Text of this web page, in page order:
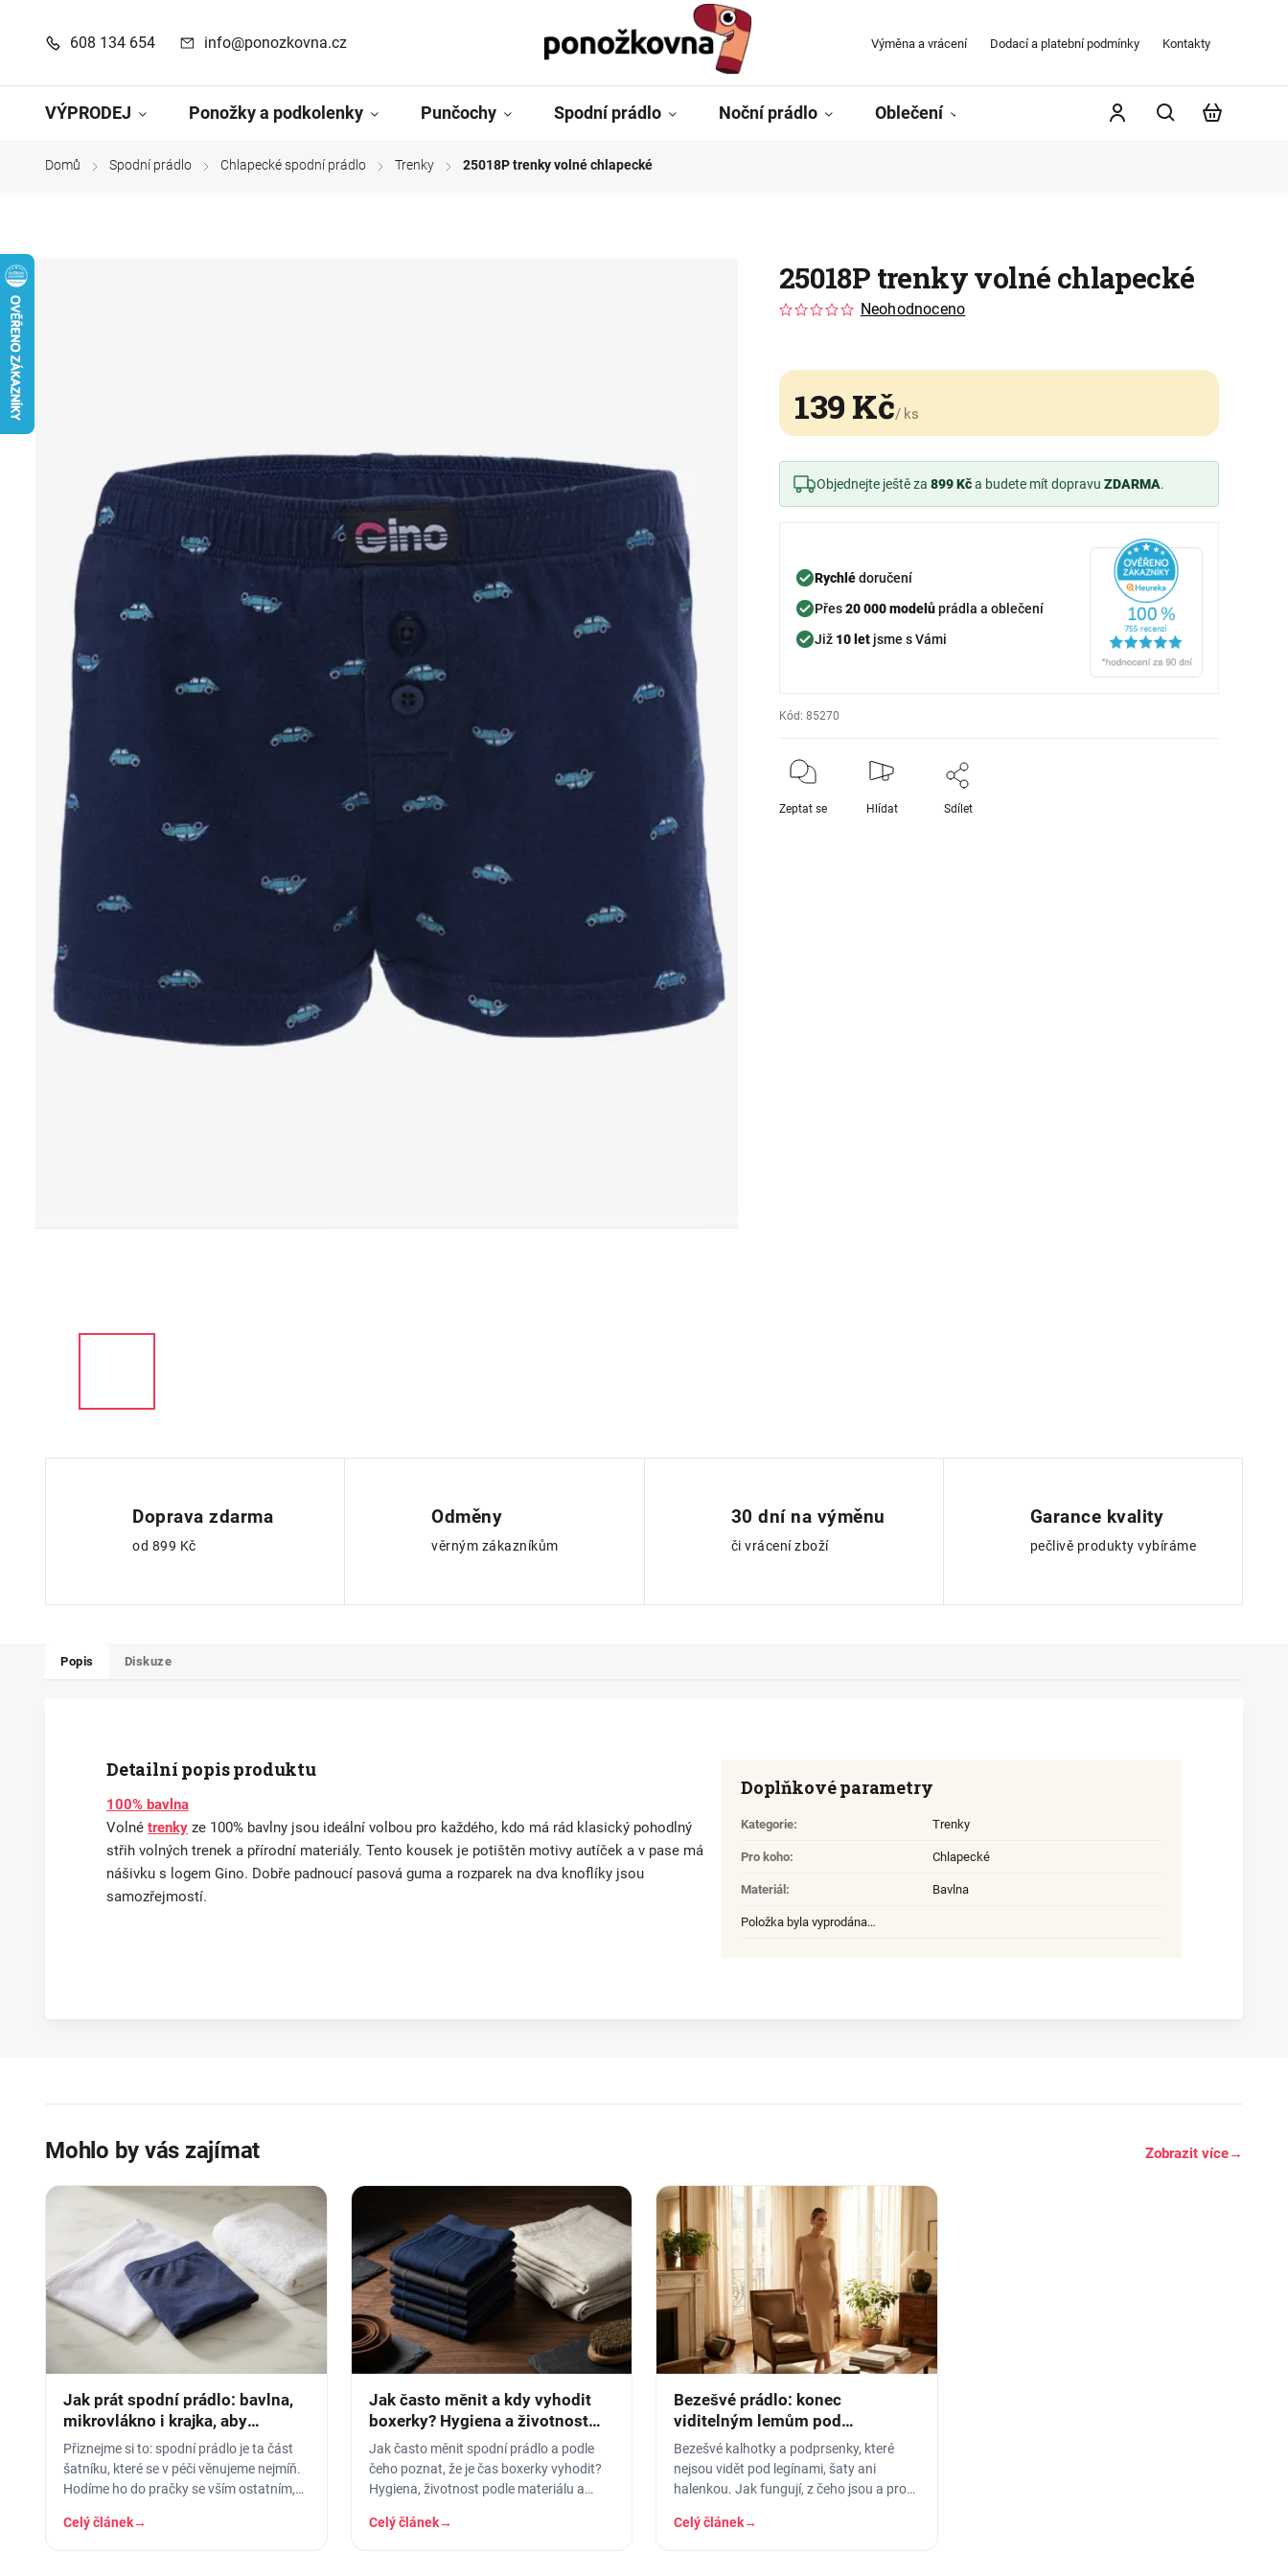
608 134 654 info@ponozkovna.cz Výměna a vrácení Dodací a platební podmínky Kontakty
VÝPRODEJ Ponožky a podkolenky Punčochy Spodní prádlo Noční prádlo Oblečení Kontakty
Domů / Spodní prádlo / Chlapecké spodní prádlo / Trenky / 25018P trenky volné chlapecké
25018P trenky volné chlapecké
Neohodnoceno
139 Kč/ ks
Objednejte ještě za 899 Kča budete mít dopravu ZDARMA.
Rychlédoručení
Přes20 000 modelůprádla a oblečení
Již 10 letjsme s Vámi
Kód: 85270
Zeptat se Hlídat Sdílet
Doprava zdarma
od 899 Kč
Odměny
věrným zákazníkům
30 dní na výměnu
či vrácení zboží
Garance kvality
pečlivě produkty vybíráme
Popis Diskuze
Detailní popis produktu
100% bavlna
Volné trenky ze 100% bavlny jsou ideální volbou pro každého, kdo má rád klasický pohodlný
střih volných trenek a přírodní materiály. Tento kousek je potištěn motivy autíček a v pase má
nášivku s logem Gino. Dobře padnoucí pasová guma a rozparek na dva knoflíky jsou
samozřejmostí.
Doplňkové parametry
Kategorie: Trenky
Pro koho: Chlapecké
Materiál : Bavlna
Položka byla vyprodána…
Mohlo by vás zajímat Zobrazit více→
Jak prát spodní prádlo: bavlna,
mikrovlákno i krajka, aby
vydrželo
Přiznejme si to: spodní prádlo je ta část
šatníku, které se v péči věnujeme nejmíň.
Hodíme ho do pračky se vším ostatním,
Celý článek→
Jak často měnit a kdy vyhodit
boxerky? Hygiena a životnost
prádla
Jak často měnit spodní prádlo a podle
čeho poznat, že je čas boxerky vyhodit?
Hygiena, životnost podle materiálu a
Celý článek→
Bezešvé prádlo: konec
viditelným lemům pod
přiléhavým oblečením
Bezešvé kalhotky a podprsenky, které
nejsou vidět pod legínami, šaty ani
halenkou. Jak fungují, z čeho jsou a pro
Celý článek→